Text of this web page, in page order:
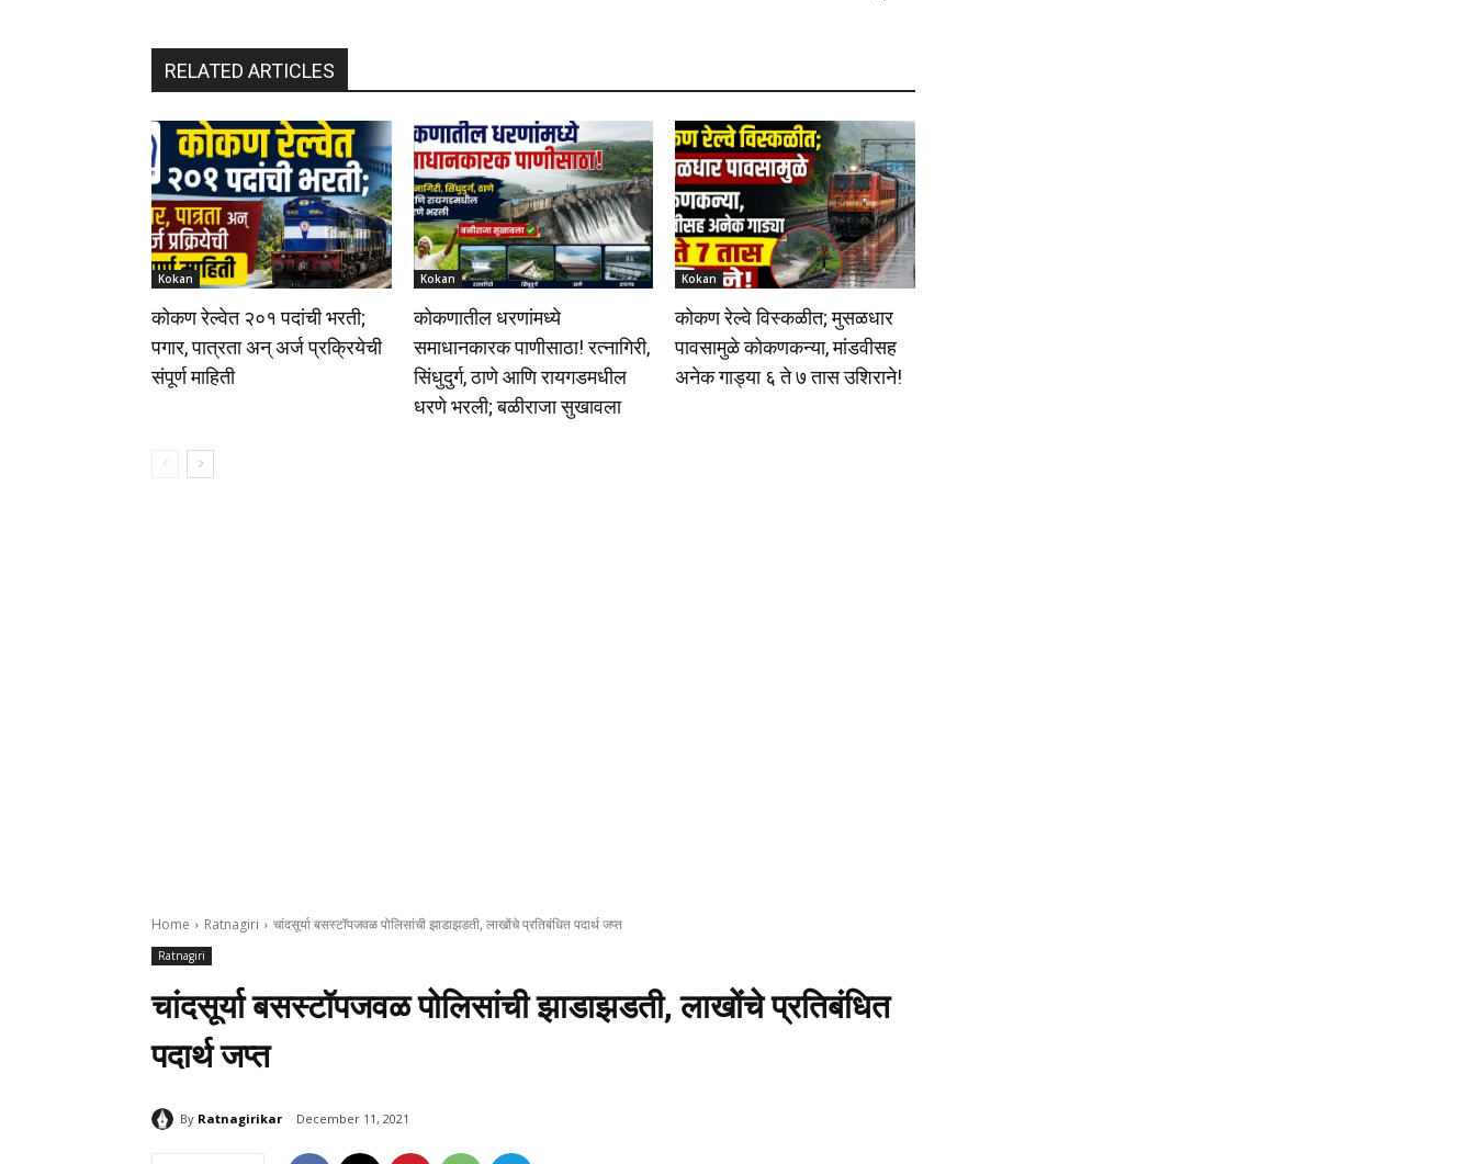
RELATED ARTICLES
Kokan
कोकण रेल्वेत २०१ पदांची भरती;
पगार, पात्रता अन् अर्ज प्रक्रियेची
संपूर्ण माहिती
Kokan
कोकणातील धरणांमध्ये
समाधानकारक पाणीसाठा! रत्नागिरी,
सिंधुदुर्ग, ठाणे आणि रायगडमधील
धरणे भरली; बळीराजा सुखावला
Kokan
कोकण रेल्वे विस्कळीत; मुसळधार
पावसामुळे कोकणकन्या, मांडवीसह
अनेक गाड्या ६ ते ७ तास उशिराने!